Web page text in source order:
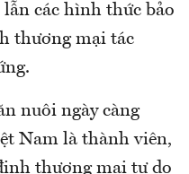
các hình thức bảo
thương mại tác
nuôi ngày càng
Nam là thành viên,
thương mại tự do